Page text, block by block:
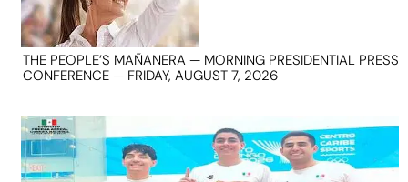
THE PEOPLE’S MAÑANERA — MORNING PRESIDENTIAL PRESS
CONFERENCE — FRIDAY, AUGUST 7, 2026